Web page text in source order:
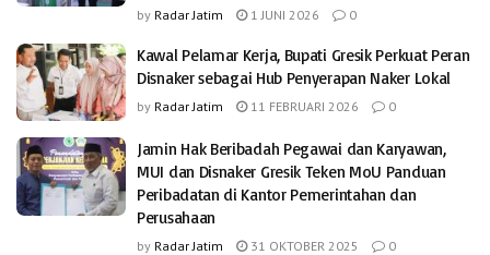
by Radar Jatim 1 JUNI 2026 0
Kawal Pelamar Kerja, Bupati Gresik Perkuat Peran
Disnaker sebagai Hub Penyerapan Naker Lokal
by Radar Jatim 11 FEBRUARI 2026 0
Jamin Hak Beribadah Pegawai dan Karyawan,
MUI dan Disnaker Gresik Teken MoU Panduan
Peribadatan di Kantor Pemerintahan dan
Perusahaan
by Radar Jatim 31 OKTOBER 2025 0